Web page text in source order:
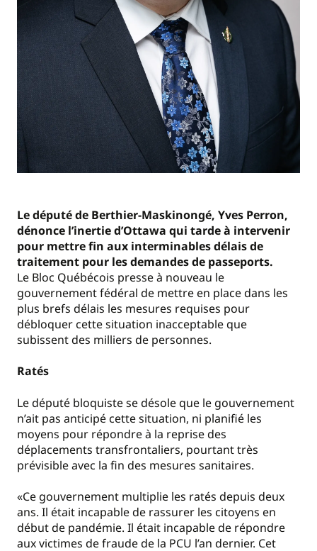
Le député de Berthier-Maskinongé, Yves Perron,
dénonce l’inertie d’Ottawa qui tarde à intervenir
pour mettre fin aux interminables délais de
traitement pour les demandes de passeports.
Le Bloc Québécois presse à nouveau le
gouvernement fédéral de mettre en place dans les
plus brefs délais les mesures requises pour
débloquer cette situation inacceptable que
subissent des milliers de personnes.
Ratés
Le député bloquiste se désole que le gouvernement
n’ait pas anticipé cette situation, ni planifié les
moyens pour répondre à la reprise des
déplacements transfrontaliers, pourtant très
prévisible avec la fin des mesures sanitaires.
«Ce gouvernement multiplie les ratés depuis deux
ans. Il était incapable de rassurer les citoyens en
début de pandémie. Il était incapable de répondre
aux victimes de fraude de la PCU l’an dernier. Cet